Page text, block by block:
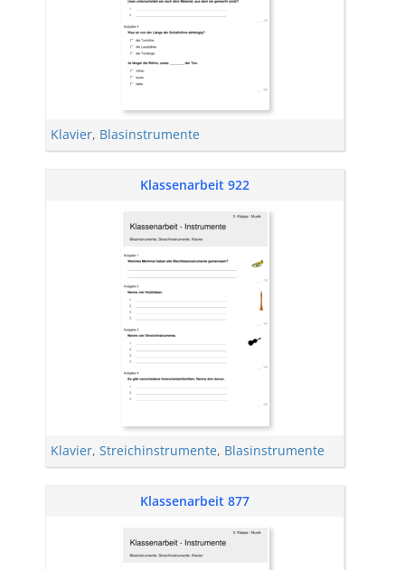
Klavier, Blasinstrumente
Klassenarbeit 922
Klavier, Streichinstrumente, Blasinstrumente
Klassenarbeit 877